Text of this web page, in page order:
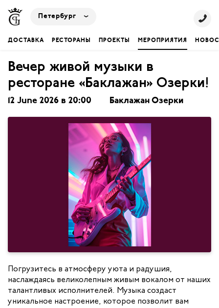
Петербург
ДОСТАВКА РЕСТОРАНЫ ПРОЕКТЫ МЕРОПРИЯТИЯ
Вечер живой музыки в
ресторане «Баклажан» Озерки!
12 June 2026 в 20:00 Баклажан Озерки
Погрузитесь в атмосферу уюта и радушия,
наслаждаясь великолепным живым вокалом от наших
талантливых исполнителей. Музыка создаст
уникальное настроение, которое позволит вам